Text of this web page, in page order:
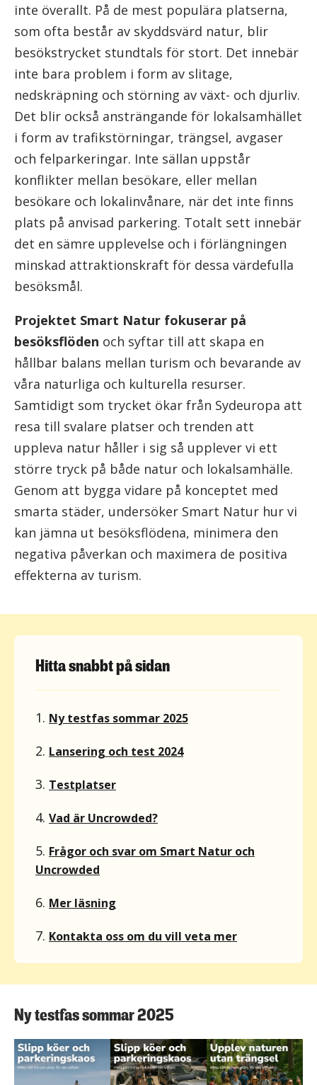
inte överallt. På de mest populära platserna,
som ofta består av skyddsvärd natur, blir
besökstrycket stundtals för stort. Det innebär
inte bara problem i form av slitage,
nedskräpning och störning av växt- och djurliv.
Det blir också ansträngande för lokalsamhället
i form av trafikstörningar, trängsel, avgaser
och felparkeringar. Inte sällan uppstår
konflikter mellan besökare, eller mellan
besökare och lokalinvånare, när det inte finns
plats på anvisad parkering. Totalt sett innebär
det en sämre upplevelse och i förlängningen
minskad attraktionskraft för dessa värdefulla
besöksmål.
Projektet Smart Natur fokuserar på
besöksflöden och syftar till att skapa en
hållbar balans mellan turism och bevarande av
våra naturliga och kulturella resurser.
Samtidigt som trycket ökar från Sydeuropa att
resa till svalare platser och trenden att
uppleva natur håller i sig så upplever vi ett
större tryck på både natur och lokalsamhälle.
Genom att bygga vidare på konceptet med
smarta städer, undersöker Smart Natur hur vi
kan jämna ut besöksflödena, minimera den
negativa påverkan och maximera de positiva
effekterna av turism.
Hitta snabbt på sidan
1. Ny testfas sommar 2025
2. Lansering och test 2024
3. Testplatser
4. Vad är Uncrowded?
5. Frågor och svar om Smart Natur och
Uncrowded
6. Mer läsning
7. Kontakta oss om du vill veta mer
Ny testfas sommar 2025